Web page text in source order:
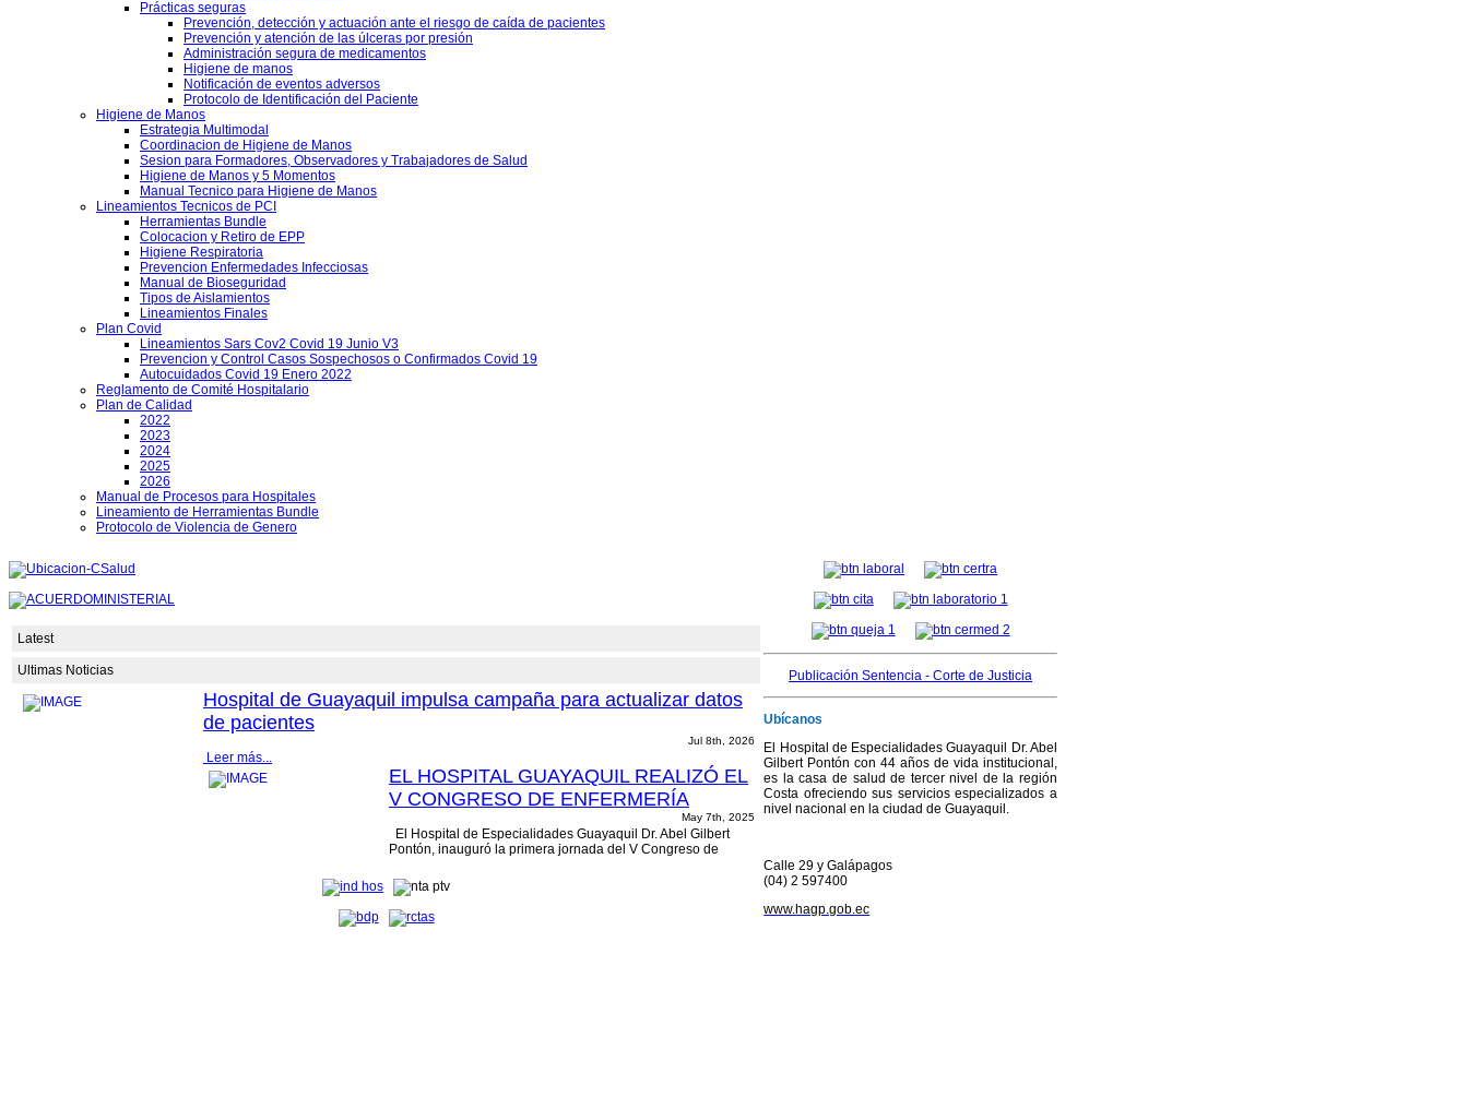
Prácticas seguras
Prevención, detección y actuación ante el riesgo de caída de pacientes
Prevención y atención de las úlceras por presión
Administración segura de medicamentos
Higiene de manos
Notificación de eventos adversos
Protocolo de Identificación del Paciente
Higiene de Manos
Estrategia Multimodal
Coordinacion de Higiene de Manos
Sesion para Formadores, Observadores y Trabajadores de Salud
Higiene de Manos y 5 Momentos
Manual Tecnico para Higiene de Manos
Lineamientos Tecnicos de PCI
Herramientas Bundle
Colocacion y Retiro de EPP
Higiene Respiratoria
Prevencion Enfermedades Infecciosas
Manual de Bioseguridad
Tipos de Aislamientos
Lineamientos Finales
Plan Covid
Lineamientos Sars Cov2 Covid 19 Junio V3
Prevencion y Control Casos Sospechosos o Confirmados Covid 19
Autocuidados Covid 19 Enero 2022
Reglamento de Comité Hospitalario
Plan de Calidad
2022
2023
2024
2025
2026
Manual de Procesos para Hospitales
Lineamiento de Herramientas Bundle
Protocolo de Violencia de Genero
Latest
Ultimas Noticias
Hospital de Guayaquil impulsa campaña para actualizar datos
de pacientes
Jul 8th, 2026
Leer más...
EL HOSPITAL GUAYAQUIL REALIZÓ EL
V CONGRESO DE ENFERMERÍA
May 7th, 2025
El Hospital de Especialidades Guayaquil Dr. Abel Gilbert
Pontón, inauguró la primera jornada del V Congreso de
profesional que...
Publicación Sentencia - Corte de Justicia
Ubícanos
El Hospital de Especialidades Guayaquil Dr. Abel
Gilbert Pontón con 44 años de vida institucional,
es la casa de salud de tercer nivel de la región
Costa ofreciendo sus servicios especializados a
nivel nacional en la ciudad de Guayaquil.
Calle 29 y Galápagos
(04) 2 597400
www.hagp.gob.ec